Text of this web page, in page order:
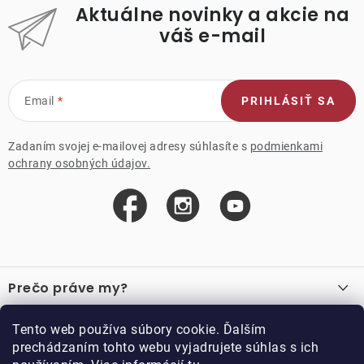
Tento web používa súbory cookie. Ďalším
prechádzaním tohto webu vyjadrujete súhlas s ich
Aktuálne novinky a akcie na
váš e-mail
Email
Zadaním svojej e-mailovej adresy súhlasíte s podmienkami
ochrany osobných údajov.
PRIHLÁSIŤ SA
á
p
ä
Prečo práve my?
Recenzie
Akcie
Důležité odkazy
Velkoobchod